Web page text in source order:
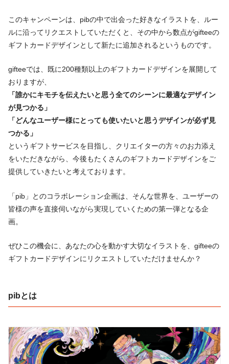
このキャンペーンは、pibの中で出会った好きなイラストを、ルー
ルに沿ってリクエストしていただくと、その中から数点がgifteeの
ギフトカードデザインとして新たに追加されるというものです。
gifteeでは、既に200種類以上のギフトカードデザインを展開して
おりますが、
「誰かにキモチを伝えたいと思う全てのシーンに最適なデザイン
が見つかる」
「どんなユーザー様にとっても使いたいと思うデザインが必ず見
つかる」
というギフトサービスを目指し、クリエイターの方々のお力添え
をいただきながら、今後もたくさんのギフトカードデザインをご
提供していきたいと考えております。
「pib」とのコラボレーション企画は、そんな世界を、ユーザーの
皆様の声を直接伺いながら実現していくための第一弾となる企
画。
ぜひこの機会に、あなたの心を動かす大切なイラストを、gifteeの
ギフトカードデザインにリクエストしていただけませんか？
pibとは